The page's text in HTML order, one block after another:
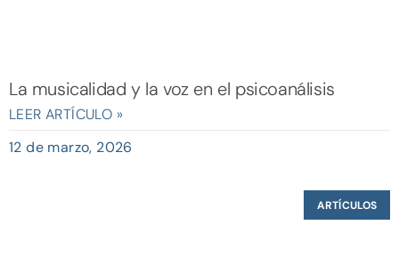
La musicalidad y la voz en el psicoanálisis
LEER ARTÍCULO »
12 de marzo, 2026
ARTÍCULOS